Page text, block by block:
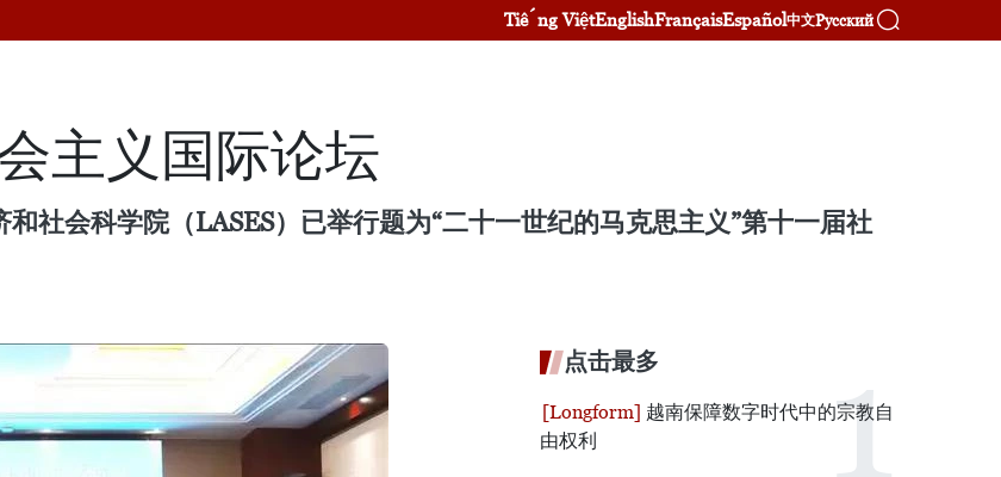
Tiếng ViệtEnglishFrançaisEspañol中文Русский
主义国际论坛
社会科学院（LASES）已举行题为“二十一世纪的马克思主义”第十一届社
点击最多
越南保障数字时代中的宗教自
由权利